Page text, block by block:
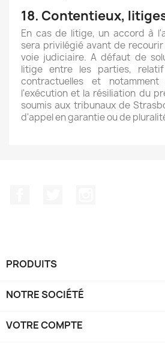
18. Contentieux,
En cas de litige, un accord à
sera privilégié avant de
voie judiciaire. A défaut de
litige entre les parties,
contractuelles et
l'exécution et la résiliation du
soumis aux tribunaux de
d'appel en garantie ou de
PRODUITS
NOTRE SOCIÉTÉ
VOTRE COMPTE